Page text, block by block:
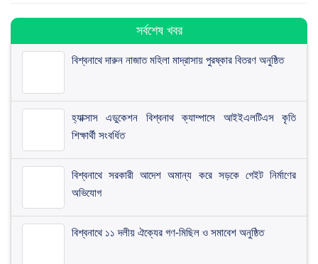
সর্বশেষ খবর
বিশ্বনাথে দারুন নাজাত মহিলা মাদ্রাসায় পুরষ্কার বিতরণ অনুষ্ঠিত
হ্যাক্সাস এডুকেশন বিশ্বনাথ ক্যাম্পাসে আইইএলটিএস কৃতি
শিক্ষার্থী সংবর্ধিত
বিশ্বনাথে সরকারী আদেশ অমান্য করে সড়কে গেইট নির্মাণের
অভিযোগ
বিশ্বনাথে ১১ দলীয় ঐক্যের গণ-মিছিল ও সমাবেশ অনুষ্ঠিত